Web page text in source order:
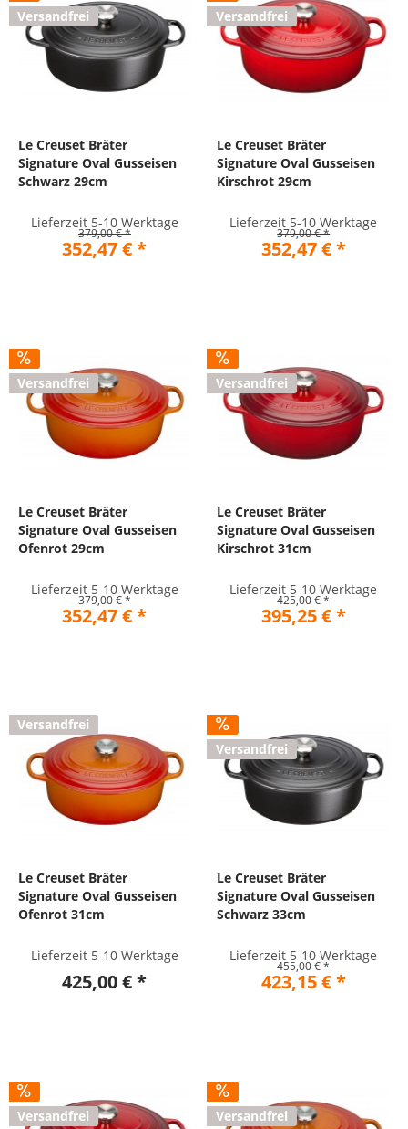
Versandfrei
Le Creuset Bräter
Signature Oval Gusseisen
Schwarz 29cm
Lieferzeit 5-10 Werktage
379,00 € *
352,47 € *
Versandfrei
Le Creuset Bräter
Signature Oval Gusseisen
Kirschrot 29cm
Lieferzeit 5-10 Werktage
379,00 € *
352,47 € *
Versandfrei
Le Creuset Bräter
Signature Oval Gusseisen
Ofenrot 29cm
Lieferzeit 5-10 Werktage
379,00 € *
352,47 € *
Versandfrei
Le Creuset Bräter
Signature Oval Gusseisen
Kirschrot 31cm
Lieferzeit 5-10 Werktage
425,00 € *
395,25 € *
Versandfrei
Le Creuset Bräter
Signature Oval Gusseisen
Ofenrot 31cm
Lieferzeit 5-10 Werktage
425,00 € *
Versandfrei
Le Creuset Bräter
Signature Oval Gusseisen
Schwarz 33cm
Lieferzeit 5-10 Werktage
455,00 € *
423,15 € *
Versandfrei Versandfrei